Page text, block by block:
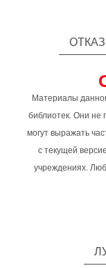
Материалы
библиотек. Они не
могут выражать
с текущей
учреждениях.